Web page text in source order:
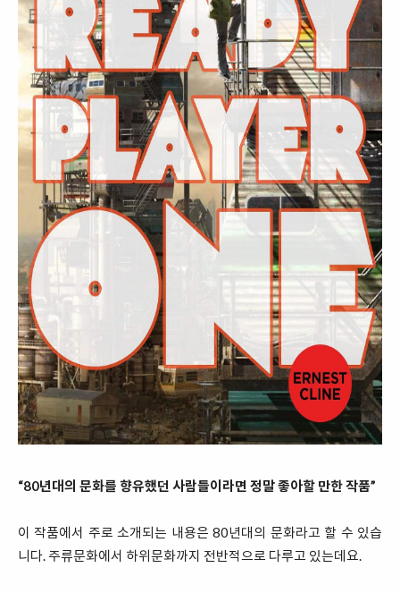
“80년대의 문화를 향유했던 사람들이라면 정말 좋아할 만한 작품”
이 작품에서 주로 소개되는 내용은 80년대의 문화라고 할 수 있습
니다. 주류문화에서 하위문화까지 전반적으로 다루고 있는데요.